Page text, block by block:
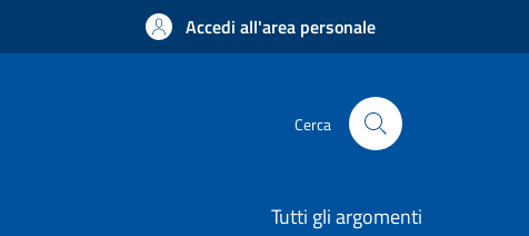
Accedi all'area personale
Cerca
Tutti gli argomenti